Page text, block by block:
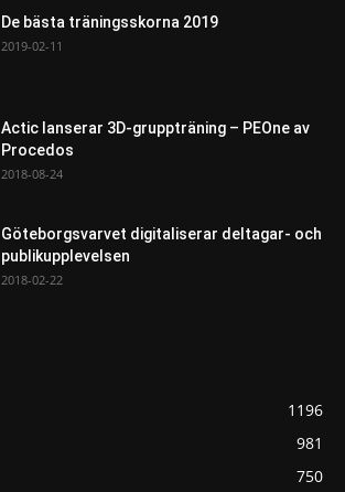
De bästa träningsskorna 2019
2019-02-11
Actic lanserar 3D-gruppträning – PEOne av
Procedos
2018-08-24
Göteborgsvarvet digitaliserar deltagar- och
publikupplevelsen
2018-02-22
1196
981
750